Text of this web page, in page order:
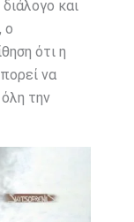
και
ο
ότι η
να
την